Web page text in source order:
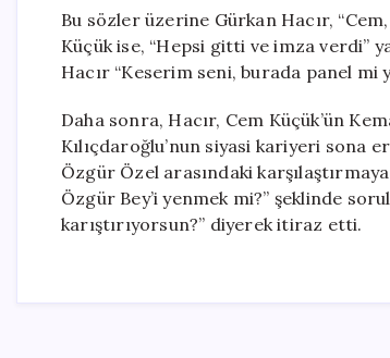
Bu sözler üzerine Gürkan Hacır,
Küçük ise, “Hepsi gitti ve imza verdi”
Hacır “Keserim seni, burada panel mi
Daha sonra, Hacır, Cem Küçük’ün
Kılıçdaroğlu’nun siyasi kariyeri sona
Özgür Özel arasındaki
Özgür Bey’i yenmek mi?” şeklinde
karıştırıyorsun?” diyerek itiraz etti.